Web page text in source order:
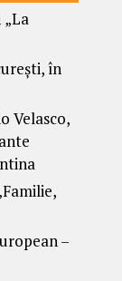
în
Velasco,
–